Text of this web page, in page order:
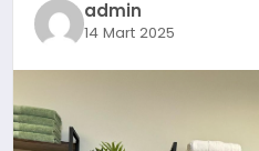
YAŞAM
admin
14 Mart 2025